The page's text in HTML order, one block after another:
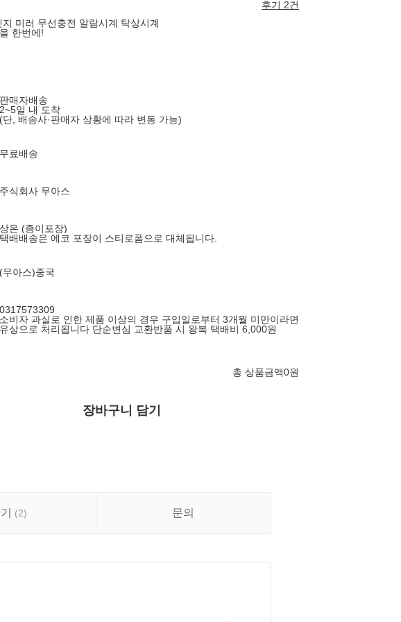
후기 2건
미러 무선충전 알람시계 탁상시계
한번에!
판매자배송
2~5일 내 도착
(단, 배송사·판매자 상황에 따라 변동 가능)
무료배송
주식회사 무아스
상온 (종이포장)
택배배송은 에코 포장이 스티로폼으로 대체됩니다.
(무아스)중국
0317573309
소비자 과실로 인한 제품 이상의 경우 구입일로부터 3개월 미만이라면
유상으로 처리됩니다 단순변심 교환반품 시 왕복 택배비 6,000원
총 상품금액0원
장바구니 담기
(2) 문의